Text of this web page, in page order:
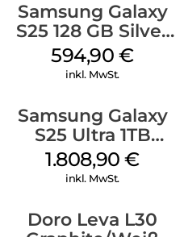
Samsung Galaxy
S25 128 GB Silver
Shadow
594,90€
inkl. MwSt.
Samsung Galaxy
S25 Ultra 1TB
Titanium Black
1.808,90€
inkl. MwSt.
Doro Leva L30